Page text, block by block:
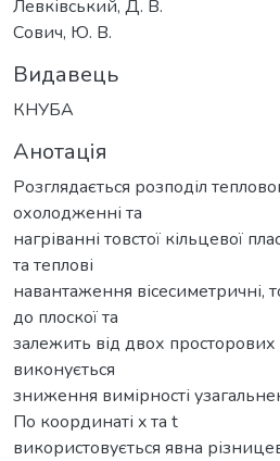
Левківський, Д. В.
Сович, Ю. В.
Видавець
КНУБА
Анотація
Розглядається розподіл
охолодженні та
нагріванні товстої кільцевої
та теплові
навантаження вісесиметричні,
до плоскої та
залежить від двох
виконується
зниження вимірності
По координаті x та t
використовується явна